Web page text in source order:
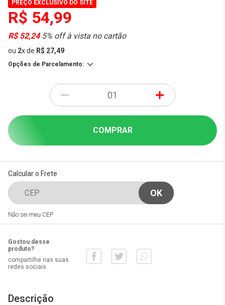
PREÇO EXCLUSIVO DO SITE
R$ 54,99
R$ 52,245% off à vista no cartão
ou 2xde R$ 27,49
Opções de Parcelamento:
- +
COMPRAR
Calcular o Frete
Não sei meu CEP
Gostou desse
produto?
compartilhe nas suas
redes sociais
Descrição